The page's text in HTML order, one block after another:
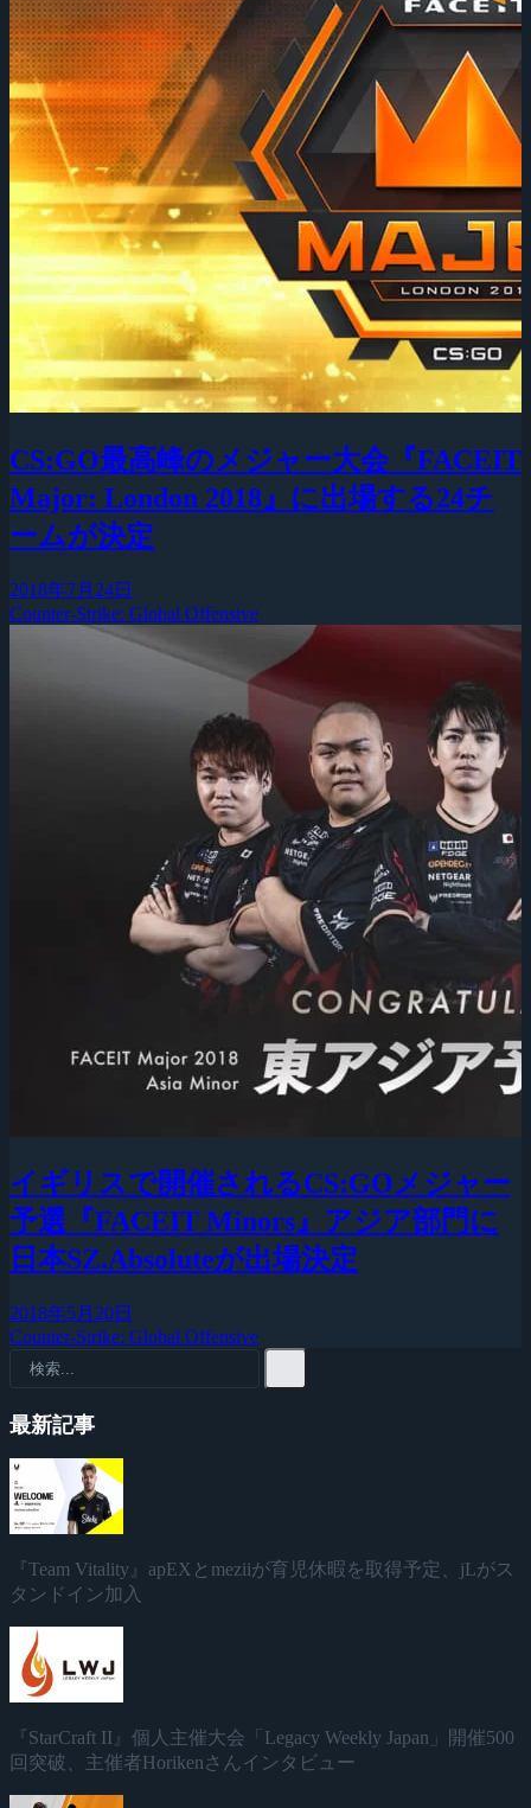
CS:GO最高峰のメジャー大会『FACEIT
Major: London 2018』に出場する24チ
ームが決定
2018年7月24日
Counter-Strike: Global Offensive
イギリスで開催されるCS:GOメジャー
予選『FACEIT Minors』アジア部門に
日本SZ.Absoluteが出場決定
2018年5月20日
Counter-Strike: Global Offensive
最新記事
『Team Vitality』apEXとmeziiが育児休暇を取得予定、jLがス
タンドイン加入
『StarCraft II』個人主催大会「Legacy Weekly Japan」開催500
回突破、主催者Horikenさんインタビュー